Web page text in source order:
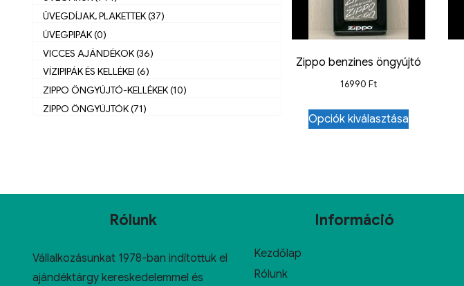
Zippo benzines öngyújtó
16990 Ft
Opciók kiválasztása
ÜVEGDÍJAK, PLAKETTEK (37)
ÜVEGPIPÁK (0)
VICCES AJÁNDÉKOK (36)
VÍZIPIPÁK ÉS KELLÉKEI (6)
ZIPPO ÖNGYÚJTÓ-KELLÉKEK (10)
ZIPPO ÖNGYÚJTÓK (71)
Rólunk
Vállalkozásunkat 1978-ban indítottuk el
ajándéktárgy kereskedelemmel és
Információ
Kezdőlap
Rólunk